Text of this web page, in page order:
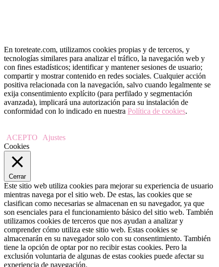
En toreteate.com, utilizamos cookies propias y de terceros, y
tecnologías similares para analizar el tráfico, la navegación web y
con fines estadísticos; identificar y mantener sesiones de usuario;
compartir y mostrar contenido en redes sociales. Cualquier acción
positiva relacionada con la navegación, salvo cuando legalmente se
exija consentimiento explícito (para perfilado y segmentación
avanzada), implicará una autorización para su instalación de
conformidad con lo indicado en nuestra Política de cookies.
ACEPTO
Ajustes
Cookies
Cerrar
Este sitio web utiliza cookies para mejorar su experiencia de usuario
mientras navega por el sitio web. De estas, las cookies que se
clasifican como necesarias se almacenan en su navegador, ya que
son esenciales para el funcionamiento básico del sitio web. También
utilizamos cookies de terceros que nos ayudan a analizar y
comprender cómo utiliza este sitio web. Estas cookies se
almacenarán en su navegador solo con su consentimiento. También
tiene la opción de optar por no recibir estas cookies. Pero la
exclusión voluntaria de algunas de estas cookies puede afectar su
experiencia de navegación.